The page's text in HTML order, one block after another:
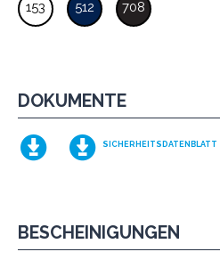
153 512 708
DOKUMENTE
SICHERHEITSDATENBLATT
BESCHEINIGUNGEN